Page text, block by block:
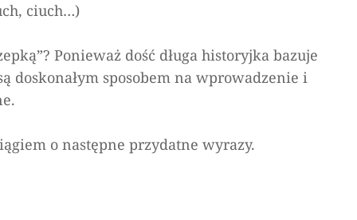
ciuch…)
Ponieważ dość długa historyjka bazuje
doskonałym sposobem na wprowadzenie i
o następne przydatne wyrazy.